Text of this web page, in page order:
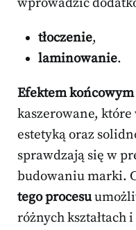
wprowadzić
tłoczenie,
laminowanie.
Efektem końcowym
kaszerowane,
estetyką oraz
sprawdzają się w
budowaniu marki.
tego procesu
różnych